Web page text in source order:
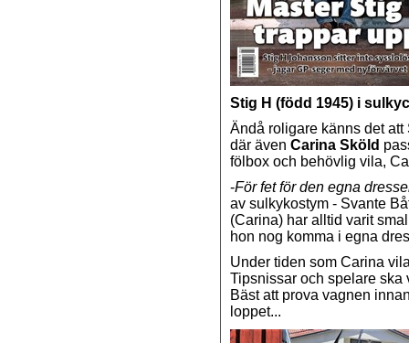
Stig H (född 1945) i
Ändå roligare känns det
där även Carina Sköld
fölbox och behövlig vila,
-För fet för den egna
av sulkykostym - Svante
(Carina) har alltid varit
hon nog komma i egna
Under tiden som Carina
Tipsnissar och spelare ska
Bäst att prova vagnen
loppet...